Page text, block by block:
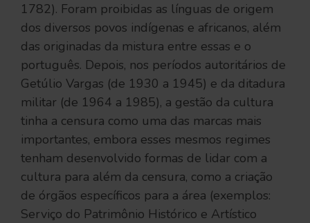
1782). Foram proibidas as línguas de origem
dos diversos povos indígenas e africanos, além
das originadas da mistura entre essas e o
português. Depois, nos períodos autoritários de
Getúlio Vargas (de 1930 a 1945) e da ditadura
militar (de 1964 a 1985), a gestão da cultura
tinha a censura como uma das marcas mais
importantes, embora esses mesmos regimes
tenham desenvolvido formas de lidar com a
cultura para além da censura, como a criação
de órgãos específicos para a área (exemplos:
Serviço do Patrimônio Histórico e Artístico